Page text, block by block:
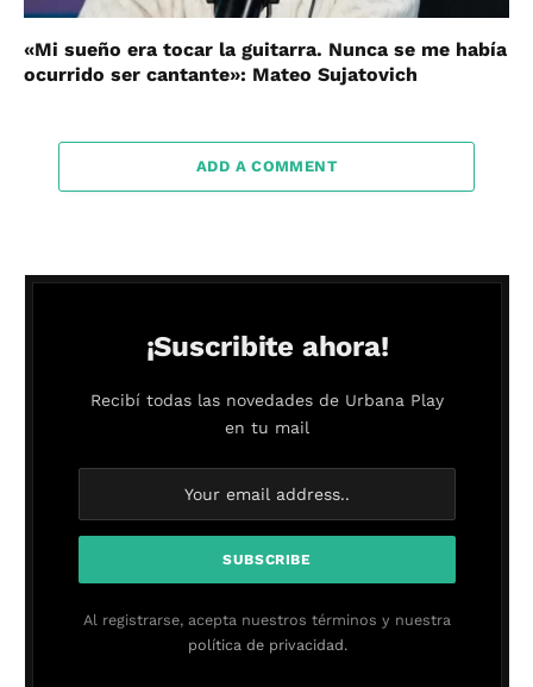
«Mi sueño era tocar la guitarra. Nunca se me había
ocurrido ser cantante»: Mateo Sujatovich
ADD A COMMENT
¡Suscribite ahora!
Recibí todas las novedades de Urbana Play
en tu mail
Al registrarse, acepta nuestros términos y nuestra
política de privacidad.